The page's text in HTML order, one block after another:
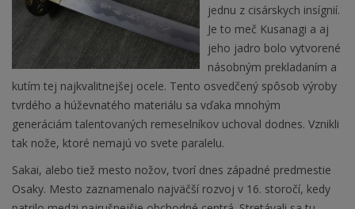
jednu z cisárskych insígnií.
Je to meč Kusanagi a aj
jeho jadro bolo vytvorené
násobným prekladaním a
kutím tej najkvalitnejšej ocele. Tento osvedčený spôsob výroby
tvrdého a húževnatého materiálu sa vďaka mnohým
generáciám talentovaných remeselníkov uchoval dodnes. Vznikli
tak nože, ktoré nemajú vo svete paralelu.
Sakai, alebo tiež mesto nožov, tvorí dnes západné predmestie
Osaky. Mesto zaznamenalo najväčší rozvoj v 16. storočí, kedy